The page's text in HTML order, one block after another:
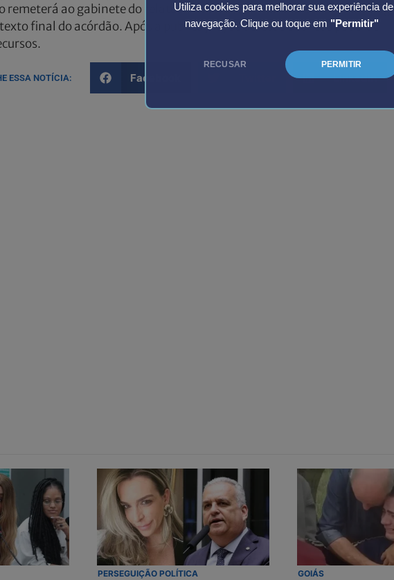
Utiliza cookies para melhorar sua experiência de
navegação. Clique ou toque em "Permitir"
RECUSAR PERMITIR
remeterá ao gabinete do relator Alexandre de Moraes. Cabe a ele redigir
final do acórdão. Após a publicação, as defesas dos réus poderão
ESSA NOTÍCIA: Facebook LinkedIn
PERSEGUIÇÃO POLÍTICA GOIÁS